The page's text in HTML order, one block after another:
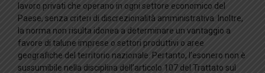
lavoro privati che operano in ogni settore economico del
Paese, senza criteri di discrezionalità amministrativa. Inoltre,
la norma non risulta idonea a determinare un vantaggio a
favore di talune imprese o settori produttivi o aree
geografiche del territorio nazionale. Pertanto, l’esonero non è
sussumibile nella disciplina dell’articolo 107 del Trattato sul